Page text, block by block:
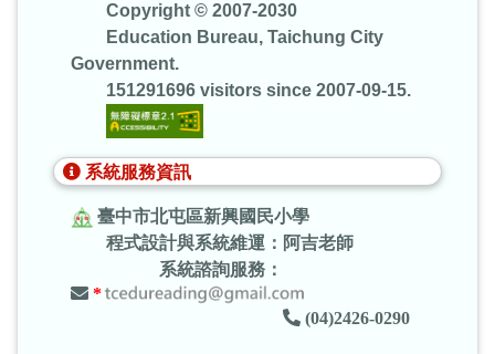
Copyright © 2007-2030
Education Bureau, Taichung City
Government.
151291696 visitors since 2007-09-15.
系統服務資訊
臺中市北屯區新興國民小學
程式設計與系統維運：阿吉老師
系統諮詢服務：
*
(04)2426-0290